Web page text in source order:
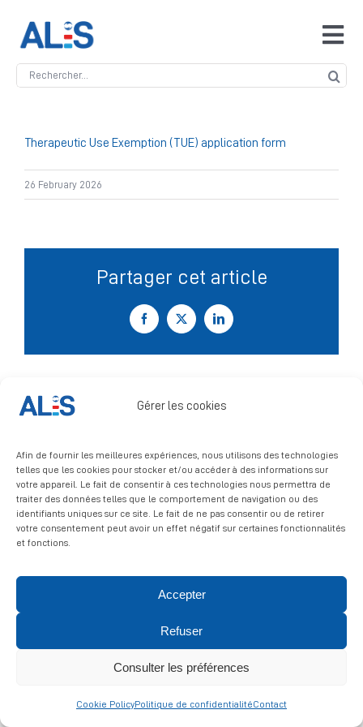
Gérer les cookies
Afin de fournir les meilleures expériences, nous utilisons des technologies
telles que les cookies pour stocker et/ou accéder à des informations sur
votre appareil. Le fait de consentir à ces technologies nous permettra de
traiter des données telles que le comportement de navigation ou des
identifiants uniques sur ce site. Le fait de ne pas consentir ou de retirer
votre consentement peut avoir un effet négatif sur certaines fonctionnalités
et fonctions.
Accepter
Refuser
Consulter les préférences
Cookie PolicyPolitique de confidentialitéContact
content
Search
Accueil
Antidopage
Signalement
Therapeutic Use Exemption (TUE) application form
26 February 2026
Partager cet article
Facebook
X LinkedIn
© 2026 ALIS | All rights reserved
légales